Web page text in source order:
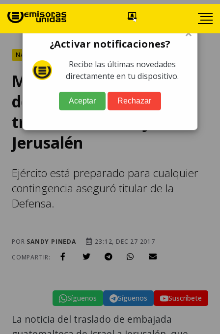
NACIONALES
Ministerio de la Defensa
descarta amenazas por
traslado de Embajada a
Jerusalén
Ejército está preparado para cualquier
contingencia aseguró titular de la
Defensa.
POR SANDY PINEDA
23:12, DEC 27 2017
COMPARTIR:
Síguenos Síguenos Suscríbete
La noticia del traslado de embajada
×
¿Activar notificaciones?
Recibe las últimas novedades
directamente en tu dispositivo.
Aceptar Rechazar